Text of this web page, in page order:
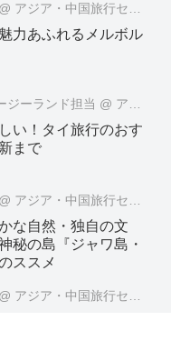
@ アジア・中国旅行センター
力あふれるメルボル
ジーランド担当 @ アメリカ・オセアニア旅行センター
い！タイ旅行のおす
まで
@ アジア・中国旅行センター
な自然・独自の文
秘の島『ジャワ島・
ススメ
@ アジア・中国旅行センター